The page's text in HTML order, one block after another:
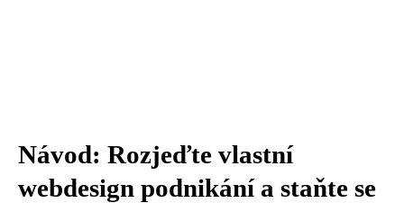
Návod: Rozjeďte vlastní
webdesign podnikání a staňte se